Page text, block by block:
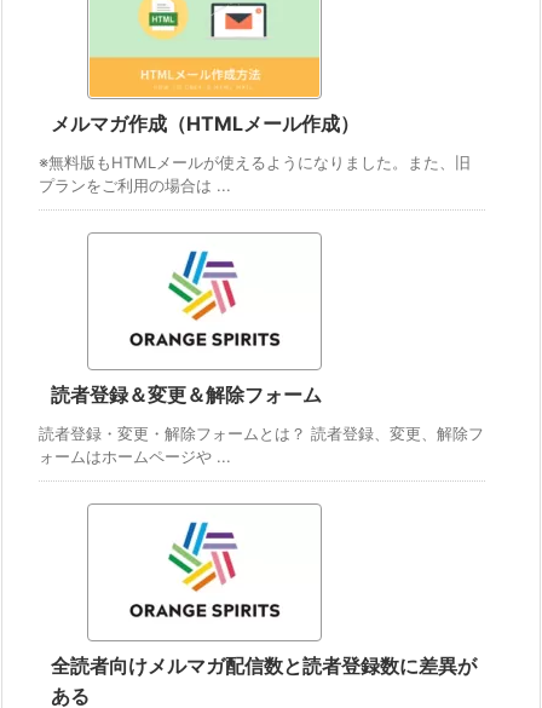
メルマガ作成（HTMLメール作成）
※無料版もHTMLメールが使えるようになりました。また、旧
プランをご利用の場合は ...
読者登録＆変更＆解除フォーム
読者登録・変更・解除フォームとは？ 読者登録、変更、解除フ
ォームはホームページや ...
全読者向けメルマガ配信数と読者登録数に差異が
ある